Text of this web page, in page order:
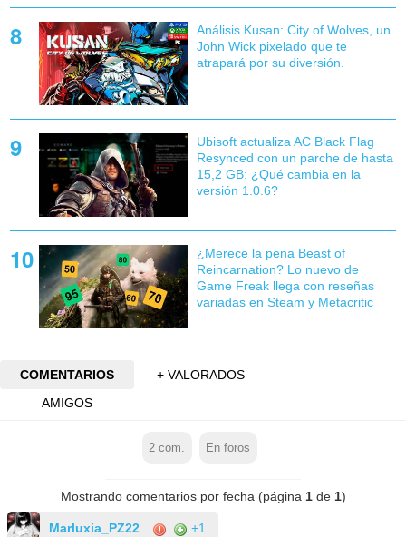
Análisis Kusan: City of Wolves, un
John Wick pixelado que te
atrapará por su diversión.
Ubisoft actualiza AC Black Flag
Resynced con un parche de hasta
15,2 GB: ¿Qué cambia en la
versión 1.0.6?
¿Merece la pena Beast of
Reincarnation? Lo nuevo de
Game Freak llega con reseñas
variadas en Steam y Metacritic
COMENTARIOS
+ VALORADOS
AMIGOS
2 com. En foros
Mostrando comentarios por fecha (página 1de 1)
Marluxia_PZ22 +1